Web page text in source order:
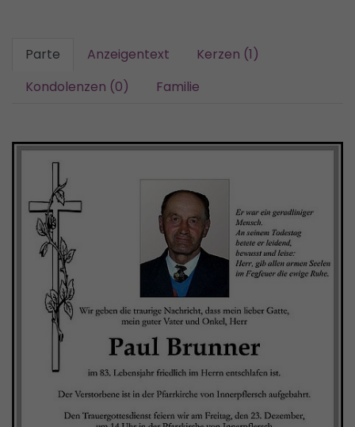
Parte Anzeigentext
Kerzen (1)
Kondolenzen (0)
Familie